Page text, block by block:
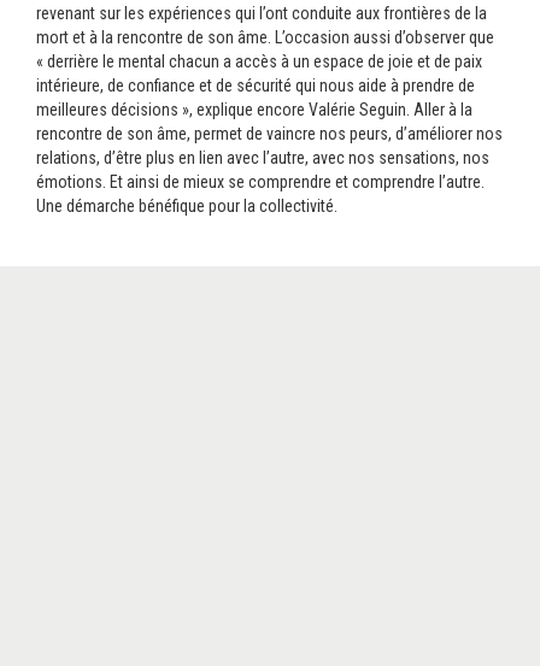
revenant sur les expériences qui l’ont conduite aux frontières de la
mort et à la rencontre de son âme. L’occasion aussi d’observer que
« derrière le mental chacun a accès à un espace de joie et de paix
intérieure, de confiance et de sécurité qui nous aide à prendre de
meilleures décisions », explique encore Valérie Seguin. Aller à la
rencontre de son âme, permet de vaincre nos peurs, d’améliorer nos
relations, d’être plus en lien avec l’autre, avec nos sensations, nos
émotions. Et ainsi de mieux se comprendre et comprendre l’autre.
Une démarche bénéfique pour la collectivité.